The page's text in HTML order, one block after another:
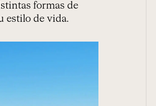
formas de
estilo de vida.